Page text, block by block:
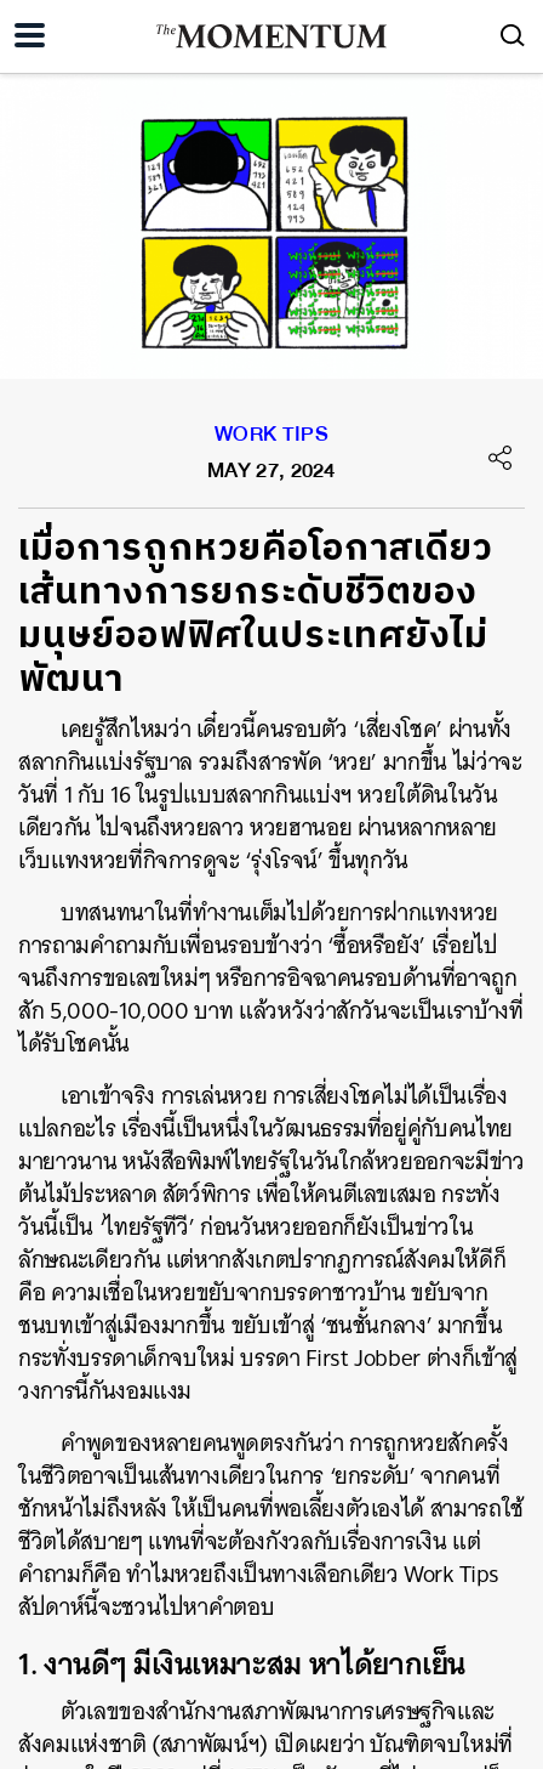
WORK TIPS
MAY 27, 2024
เมื่อการถูกหวยคือโอกาสเดียว
เส้นทางการยกระดับชีวิตของ
มนุษย์ออฟฟิศในประเทศยังไม่
พัฒนา
เคยรู้สึกไหมว่า เดี๋ยวนี้คนรอบตัว ‘เสี่ยงโชค’ ผ่านทั้ง
สลากกินแบ่งรัฐบาล รวมถึงสารพัด ‘หวย’ มากขึ้น ไม่ว่าจะ
วันที่ 1 กับ 16 ในรูปแบบสลากกินแบ่งฯ หวยใต้ดินในวัน
เดียวกัน ไปจนถึงหวยลาว หวยฮานอย ผ่านหลากหลาย
เว็บแทงหวยที่กิจการดูจะ ‘รุ่งโรจน์’ ขึ้นทุกวัน
บทสนทนาในที่ทำงานเต็มไปด้วยการฝากแทงหวย
การถามคำถามกับเพื่อนรอบข้างว่า ‘ซื้อหรือยัง’ เรื่อยไป
จนถึงการขอเลขใหม่ๆ หรือการอิจฉาคนรอบด้านที่อาจถูก
สัก 5,000-10,000 บาท แล้วหวังว่าสักวันจะเป็นเราบ้างที่
ได้รับโชคนั้น
เอาเข้าจริง การเล่นหวย การเสี่ยงโชคไม่ได้เป็นเรื่อง
แปลกอะไร เรื่องนี้เป็นหนึ่งในวัฒนธรรมที่อยู่คู่กับคนไทย
มายาวนาน หนังสือพิมพ์ไทยรัฐในวันใกล้หวยออกจะมีข่าว
ต้นไม้ประหลาด สัตว์พิการ เพื่อให้คนตีเลขเสมอ กระทั่ง
วันนี้เป็น ‘ไทยรัฐทีวี’ ก่อนวันหวยออกก็ยังเป็นข่าวใน
ลักษณะเดียวกัน แต่หากสังเกตปรากฏการณ์สังคมให้ดีก็
คือ ความเชื่อในหวยขยับจากบรรดาชาวบ้าน ขยับจาก
ชนบทเข้าสู่เมืองมากขึ้น ขยับเข้าสู่ ‘ชนชั้นกลาง’ มากขึ้น
กระทั่งบรรดาเด็กจบใหม่ บรรดา First Jobber ต่างก็เข้าสู่
วงการนี้กันงอมแงม
คำพูดของหลายคนพูดตรงกันว่า การถูกหวยสักครั้ง
ในชีวิตอาจเป็นเส้นทางเดียวในการ ‘ยกระดับ’ จากคนที่
ชักหน้าไม่ถึงหลัง ให้เป็นคนที่พอเลี้ยงตัวเองได้ สามารถใช้
ชีวิตได้สบายๆ แทนที่จะต้องกังวลกับเรื่องการเงิน แต่
คำถามก็คือ ทำไมหวยถึงเป็นทางเลือกเดียว Work Tips
สัปดาห์นี้จะชวนไปหาคำตอบ
1. งานดีๆ มีเงินเหมาะสม หาได้ยากเย็น
ตัวเลขของสำนักงานสภาพัฒนาการเศรษฐกิจและ
สังคมแห่งชาติ (สภาพัฒน์ฯ) เปิดเผยว่า บัณฑิตจบใหม่ที่